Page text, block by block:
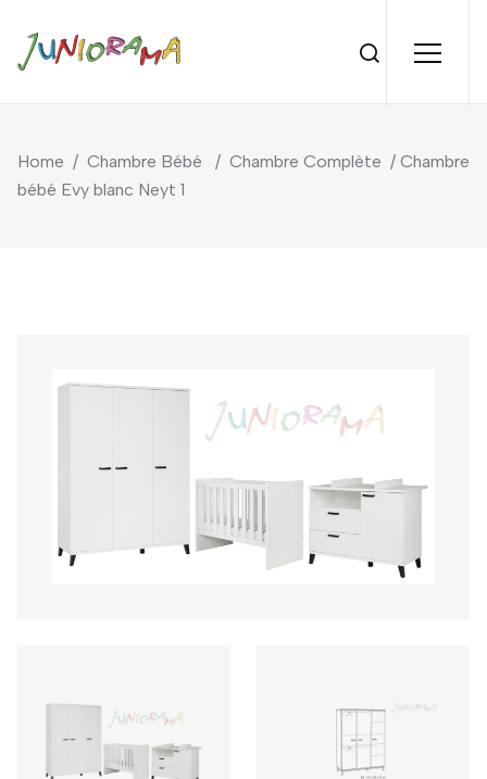
Home / Chambre Bébé / Chambre Complète / Chambre
bébé Evy blanc Neyt 1